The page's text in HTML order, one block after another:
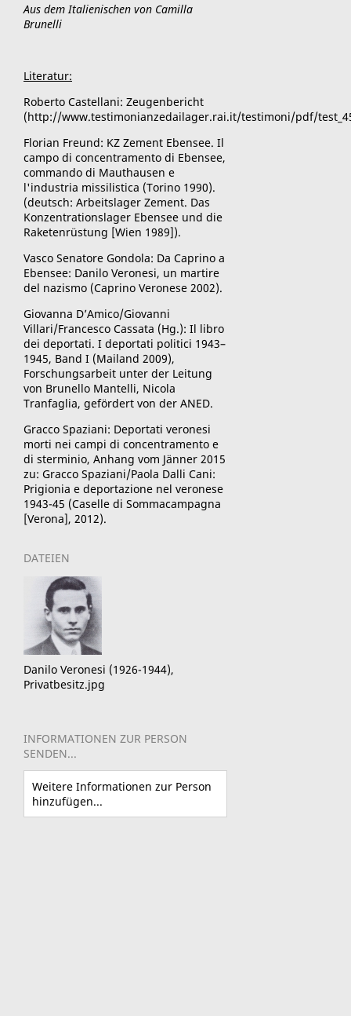
Aus dem Italienischen von Camilla
Brunelli
Literatur:
Roberto Castellani: Zeugenbericht
(http://www.testimonianzedailager.rai.it/testimoni/pdf/
Florian Freund: KZ Zement Ebensee. Il
campo di concentramento di Ebensee,
commando di Mauthausen e
l'industria missilistica (Torino 1990).
(deutsch: Arbeitslager Zement. Das
Konzentrationslager Ebensee und die
Raketenrüstung [Wien 1989]).
Vasco Senatore Gondola: Da Caprino a
Ebensee: Danilo Veronesi, un martire
del nazismo (Caprino Veronese 2002).
Giovanna D’Amico/Giovanni
Villari/Francesco Cassata (Hg.): Il libro
dei deportati. I deportati politici 1943–
1945, Band I (Mailand 2009),
Forschungsarbeit unter der Leitung
von Brunello Mantelli, Nicola
Tranfaglia, gefördert von der ANED.
Gracco Spaziani: Deportati veronesi
morti nei campi di concentramento e
di sterminio, Anhang vom Jänner 2015
zu: Gracco Spaziani/Paola Dalli Cani:
Prigionia e deportazione nel veronese
1943-45 (Caselle di Sommacampagna
[Verona], 2012).
DATEIEN
Danilo Veronesi (1926-1944),
Privatbesitz.jpg
INFORMATIONEN ZUR PERSON
SENDEN...
Weitere Informationen zur Person
hinzufügen...